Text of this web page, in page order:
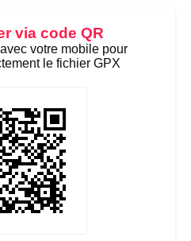
via code QR
votre mobile pour
le fichier GPX